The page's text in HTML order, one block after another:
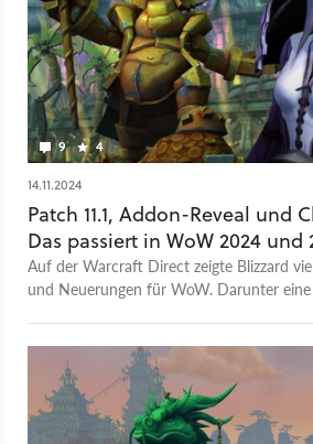
9 4
14.11.2024
Patch 11.1, Addon-Reveal und
Das passiert in WoW 2024 und
Auf der Warcraft Direct zeigte Blizzard
und Neuerungen für WoW. Darunter